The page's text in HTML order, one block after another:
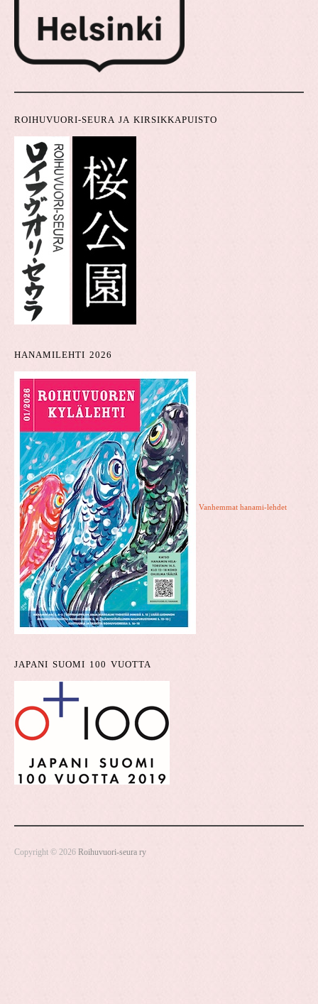
ROIHUVUORI-SEURA JA KIRSIKKAPUISTO
HANAMILEHTI 2026
Vanhemmat hanami-lehdet
JAPANI SUOMI 100 VUOTTA
Copyright © 2026 Roihuvuori-seura ry